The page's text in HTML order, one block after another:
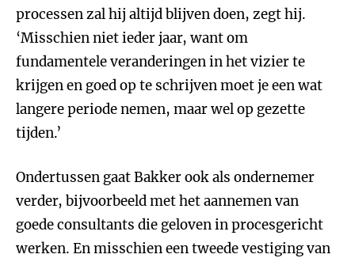
processen zal hij altijd blijven doen, zegt hij.
‘Misschien niet ieder jaar, want om
fundamentele veranderingen in het vizier te
krijgen en goed op te schrijven moet je een wat
langere periode nemen, maar wel op gezette
tijden.’
Ondertussen gaat Bakker ook als ondernemer
verder, bijvoorbeeld met het aannemen van
goede consultants die geloven in procesgericht
werken. En misschien een tweede vestiging van